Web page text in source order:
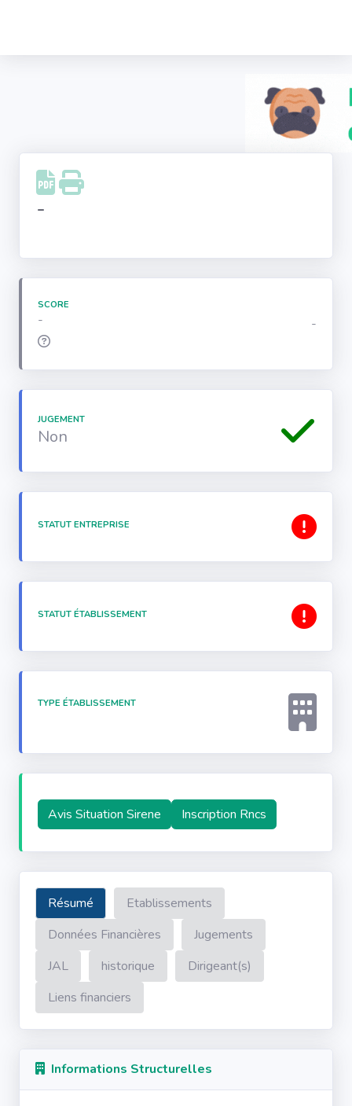
Facebook
Instagram
-
SCORE
- -
JUGEMENT
Non
STATUT ENTREPRISE
STATUT ÉTABLISSEMENT
TYPE ÉTABLISSEMENT
Avis Situation Sirene Inscription Rncs
Résumé
Etablissements
Données Financières
Jugements
JAL
historique
Dirigeant(s)
Liens financiers
Informations Structurelles